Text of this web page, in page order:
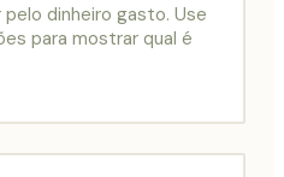
dinheiro gasto. Use
para mostrar qual é